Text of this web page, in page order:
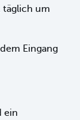
täglich um
Eingang
ein